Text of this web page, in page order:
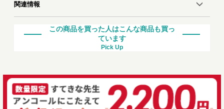
関連情報
この商品を買った人はこんな商品も買っ
ています
Pick Up